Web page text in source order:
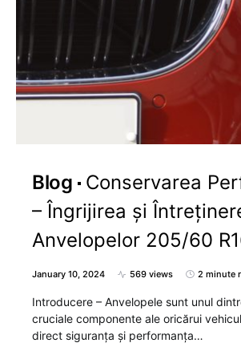
Blog
Conservarea
– Îngrijirea și
Anvelopelor 205/60
January 10, 2024 569 views 2 minute
Introducere – Anvelopele sunt unul
cruciale componente ale oricărui
direct siguranța și performanța…